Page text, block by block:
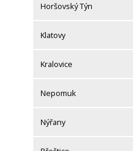
Horšovský Týn
Klatovy
Kralovice
Nepomuk
Nýřany